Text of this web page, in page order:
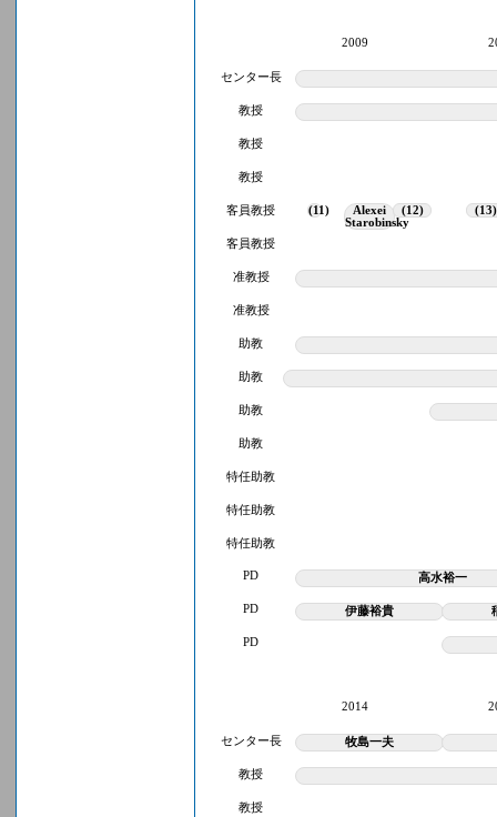
2009
2014
センター長
センター長
教授
教授
教授
教授
教授
客員教授
客員教授
准教授
准教授
助教
助教
助教
助教
特任助教
特任助教
特任助教
PD
PD
PD
牧島一夫
(11)
Alexei
Starobinsky
(12) (13)
高水裕一
伊藤裕貴